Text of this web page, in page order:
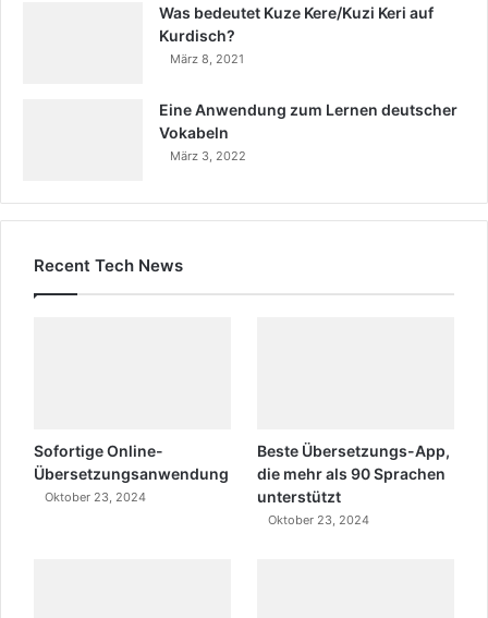
Was bedeutet Kuze Kere/Kuzi Keri auf
Kurdisch?
März 8, 2021
Eine Anwendung zum Lernen deutscher
Vokabeln
März 3, 2022
Recent Tech News
Sofortige Online-
Übersetzungsanwendung
Oktober 23, 2024
Beste Übersetzungs-App,
die mehr als 90 Sprachen
unterstützt
Oktober 23, 2024